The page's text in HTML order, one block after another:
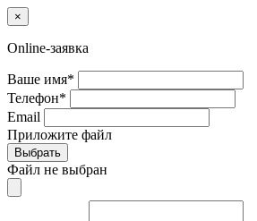
×
Online-заявка
Ваше имя*
Телефон*
Email
Приложите файл
Выбрать
Файл не выбран